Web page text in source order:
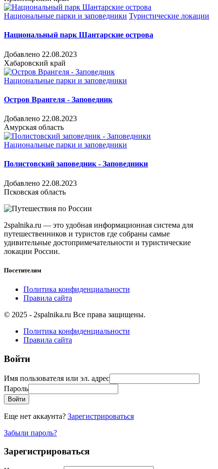
Национальные парки и заповедники Туристические локации
Национальный парк Шантарские острова
Добавлено 22.08.2023
Хабаровский край
Национальные парки и заповедники
Остров Врангеля - Заповедник
Добавлено 22.08.2023
Амурская область
Национальные парки и заповедники
Полистовский заповедник - Заповедники
Добавлено 22.08.2023
Псковская область
2spalnika.ru — это удобная информационная система для
путешественников и туристов где собраны самые
удивительные достопримечательности и туристические
локации России.
Посетителям
Политика конфиденциальности
Правила сайта
© 2025 - 2spalnika.ru Все права защищены.
Политика конфиденциальности
Правила сайта
Войти
Имя пользователя или эл. адрес
Пароль
Войти
Еще нет аккаунта? Зарегистрироваться
Забыли пароль?
Зарегистрироваться